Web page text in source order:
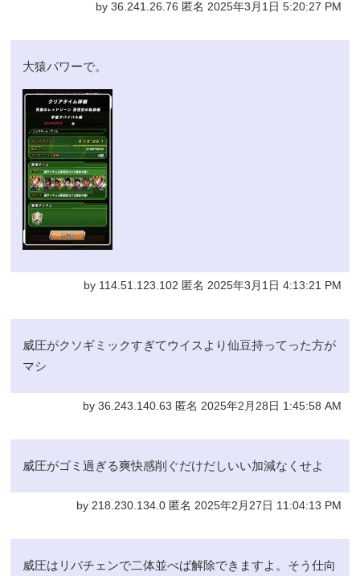
by 36.241.26.76 匿名 2025年3月1日 5:20:27 PM
大猿パワーで。
by 114.51.123.102 匿名 2025年3月1日 4:13:21 PM
威圧がクソギミックすぎてウイスより仙豆持ってった方が
マシ
by 36.243.140.63 匿名 2025年2月28日 1:45:58 AM
威圧がゴミ過ぎる爽快感削ぐだけだしいい加減なくせよ
by 218.230.134.0 匿名 2025年2月27日 11:04:13 PM
威圧はリバチェンで二体並べば解除できますよ。そう仕向